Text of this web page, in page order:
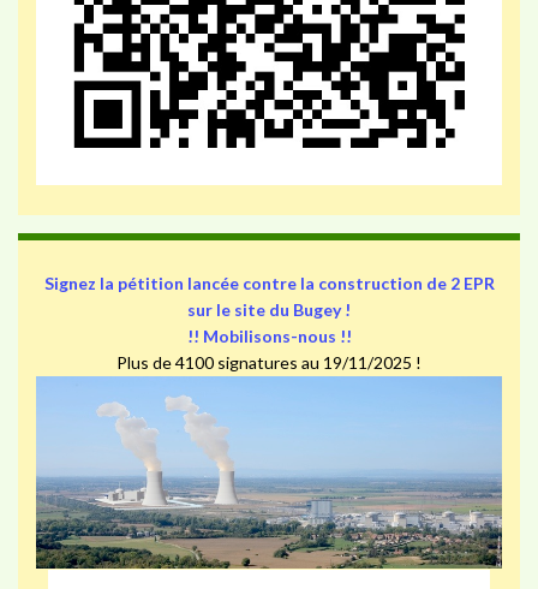
Signez la pétition lancée contre la construction de 2 EPR
sur le site du Bugey !
!! Mobilisons-nous !!
Plus de 4100 signatures au 19/11/2025 !